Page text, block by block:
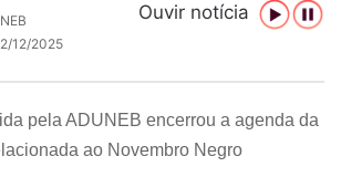
Ouvir notícia
12/2025
pela ADUNEB encerrou a agenda da
ao Novembro Negro